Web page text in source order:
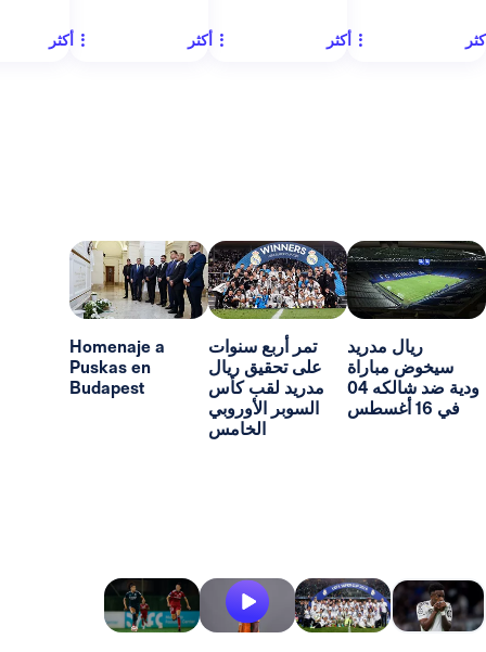
ودية ضد شالكه 04
تمر أربع سنوات
على تحقيق ريال
مدريد لقب كأس
السوبر الأوروبي
Homenaje a
Puskas en
Budapest